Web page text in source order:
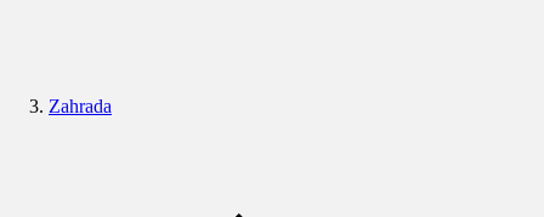
Zahrada